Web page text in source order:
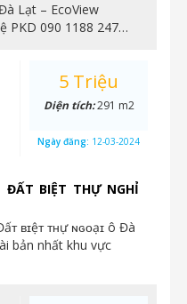
Lạt – EcoView
PKD 090 1188 247…
BIỆT THỰ NGHỈ
ʙɪệᴛ ᴛʜự ɴɢᴏạɪ ô Đà
bản nhất khu vực
5 Triệu
Diện tích:291 m2
Ngày đăng: 12-03-2024